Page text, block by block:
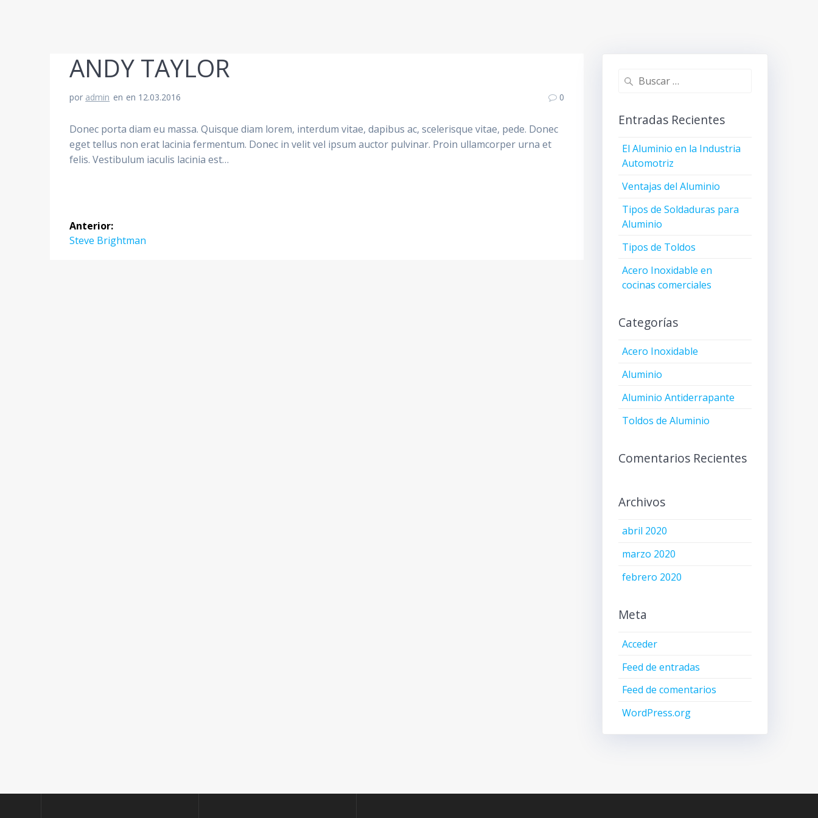
ANDY TAYLOR
por admin en en 12.03.2016 0
Donec porta diam eu massa. Quisque diam lorem, interdum vitae, dapibus ac, scelerisque vitae, pede. Donec
eget tellus non erat lacinia fermentum. Donec in velit vel ipsum auctor pulvinar. Proin ullamcorper urna et
felis. Vestibulum iaculis lacinia est…
Navegación
de
Anterior:
Entrada
Steve Brightman
Buscar:
Entradas Recientes
El Aluminio en la Industria
Automotriz
Ventajas del Aluminio
Tipos de Soldaduras para
Aluminio
Tipos de Toldos
Acero Inoxidable en
cocinas comerciales
Categorías
Acero Inoxidable
Aluminio
Aluminio Antiderrapante
Toldos de Aluminio
Comentarios Recientes
Archivos
abril 2020
marzo 2020
febrero 2020
Meta
Acceder
Feed de entradas
Feed de comentarios
WordPress.org